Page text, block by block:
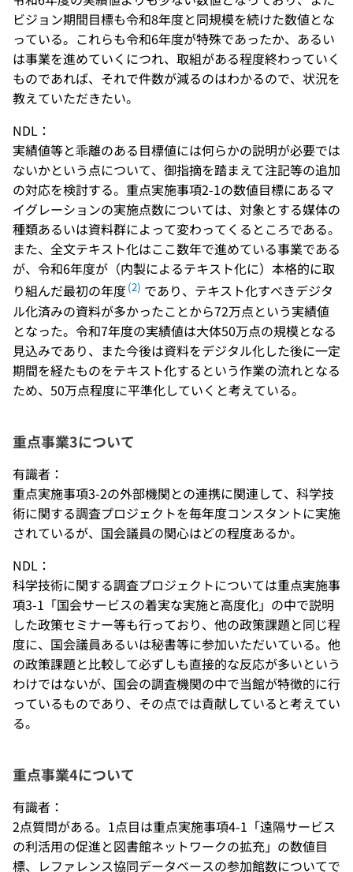
ビジョン期間目標も令和8年度と同規模を続けた数値とな
っている。これらも令和6年度が特殊であったか、あるい
は事業を進めていくにつれ、取組がある程度終わっていく
ものであれば、それで件数が減るのはわかるので、状況を
教えていただきたい。
NDL：
実績値等と乖離のある目標値には何らかの説明が必要では
ないかという点について、御指摘を踏まえて注記等の追加
の対応を検討する。重点実施事項2-1の数値目標にあるマ
イグレーションの実施点数については、対象とする媒体の
種類あるいは資料群によって変わってくるところである。
また、全文テキスト化はここ数年で進めている事業である
が、令和6年度が（内製によるテキスト化に）本格的に取
り組んだ最初の年度 (2) であり、テキスト化すべきデジタ
ル化済みの資料が多かったことから72万点という実績値
となった。令和7年度の実績値は大体50万点の規模となる
見込みであり、また今後は資料をデジタル化した後に一定
期間を経たものをテキスト化するという作業の流れとなる
ため、50万点程度に平準化していくと考えている。
重点事業3について
有識者：
重点実施事項3-2の外部機関との連携に関連して、科学技
術に関する調査プロジェクトを毎年度コンスタントに実施
されているが、国会議員の関心はどの程度あるか。
NDL：
科学技術に関する調査プロジェクトについては重点実施事
項3-1「国会サービスの着実な実施と高度化」の中で説明
した政策セミナー等も行っており、他の政策課題と同じ程
度に、国会議員あるいは秘書等に参加いただいている。他
の政策課題と比較して必ずしも直接的な反応が多いという
わけではないが、国会の調査機関の中で当館が特徴的に行
っているものであり、その点では貢献していると考えてい
る。
重点事業4について
有識者：
2点質問がある。1点目は重点実施事項4-1「遠隔サービス
の利活用の促進と図書館ネットワークの拡充」の数値目
標、レファレンス協同データベースの参加館数についてで